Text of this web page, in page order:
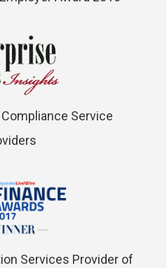
Service
Services Provider of